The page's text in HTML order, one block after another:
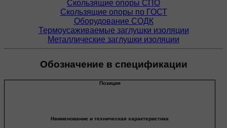
Скользящие опоры СПО
Скользящие опоры по ГОСТ
Оборудование СОДК
Термоусаживаемые заглушки изоляции
Металлические заглушки изоляции
Обозначение в спецификации
Позиция
Наименование и техническая характеристика